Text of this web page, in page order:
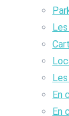
En
En